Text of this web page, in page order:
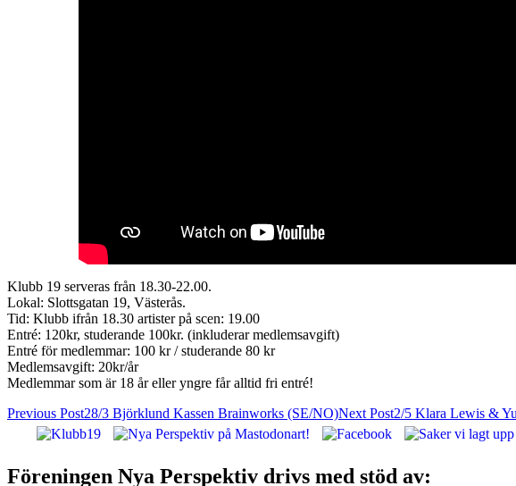
Klubb 19 serveras från 18.30-22.00.
Lokal: Slottsgatan 19, Västerås.
Tid: Klubb ifrån 18.30 artister på scen: 19.00
Entré: 120kr, studerande 100kr. (inkluderar medlemsavgift)
Entré för medlemmar: 100 kr / studerande 80 kr
Medlemsavgift: 20kr/år
Medlemmar som är 18 år eller yngre får alltid fri entré!
Post
navigation
Previous Post28/3 Björklund Kassen Brainworks (SE/NO)Next Post2/5 Klara Lewis &
Föreningen Nya Perspektiv drivs med stöd av: